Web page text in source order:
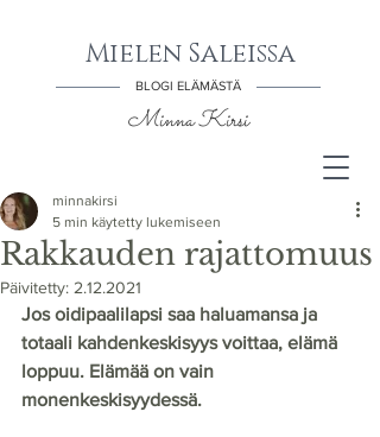
Minna Kirsi
Mielen Saleissa
BLOGI ELÄMÄSTÄ
Rakkauden rajattomuus
minnakirsi
5 min käytetty lukemiseen
Päivitetty: 2.12.2021
Jos oidipaalilapsi saa haluamansa ja
totaali kahdenkeskisyys voittaa, elämä
loppuu. Elämää on vain
monenkeskisyydessä.